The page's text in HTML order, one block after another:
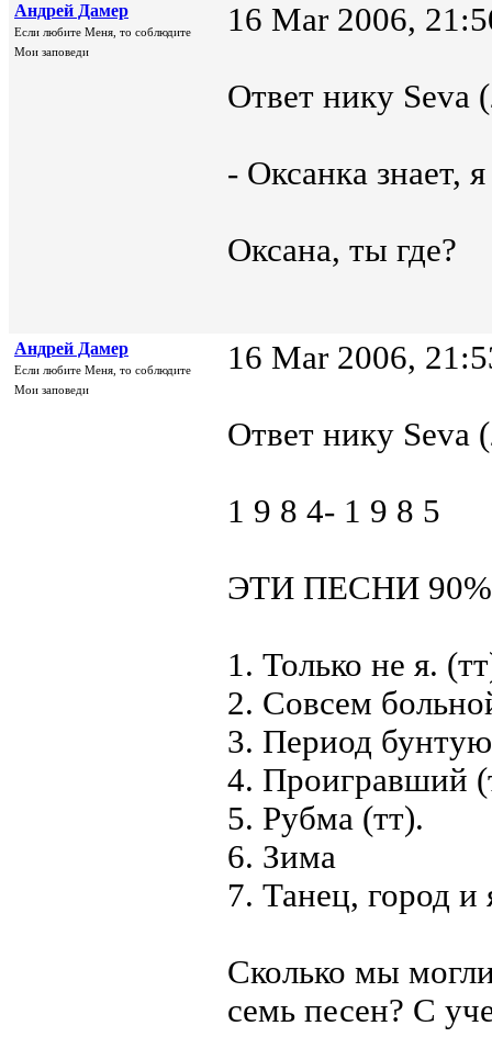
Андрей Дамер
Если любите Меня, то соблюдите
Мои заповеди
16 Mar 2006,
Ответ нику Seva
- Оксанка знает,
Оксана, ты где?
Андрей Дамер
Если любите Меня, то соблюдите
Мои заповеди
16 Mar 2006,
Ответ нику Seva
1 9 8 4- 1 9 8 5
ЭТИ ПЕСНИ
1. Только не я.
2. Совсем
3. Период
4. Проигравший
5. Рубма (тт).
6. Зима
7. Танец, город и
Сколько мы
семь песен? С